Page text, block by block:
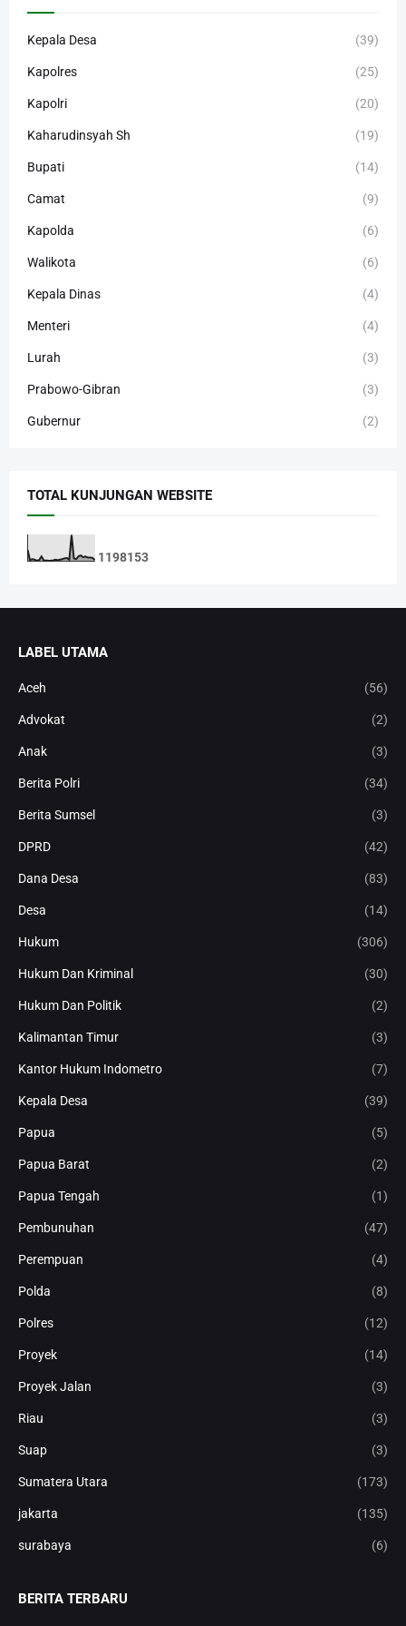
Kepala Desa (39)
Kapolres (25)
Kapolri (20)
Kaharudinsyah Sh (19)
Bupati (14)
Camat (9)
Kapolda (6)
Walikota (6)
Kepala Dinas (4)
Menteri (4)
Lurah (3)
Prabowo-Gibran (3)
Gubernur (2)
TOTAL KUNJUNGAN WEBSITE
1198153
LABEL UTAMA
Aceh (56)
Advokat (2)
Anak (3)
Berita Polri (34)
Berita Sumsel (3)
DPRD (42)
Dana Desa (83)
Desa (14)
Hukum (306)
Hukum Dan Kriminal (30)
Hukum Dan Politik (2)
Kalimantan Timur (3)
Kantor Hukum Indometro (7)
Kepala Desa (39)
Papua (5)
Papua Barat (2)
Papua Tengah (1)
Pembunuhan (47)
Perempuan (4)
Polda (8)
Polres (12)
Proyek (14)
Proyek Jalan (3)
Riau (3)
Suap (3)
Sumatera Utara (173)
jakarta (135)
surabaya (6)
BERITA TERBARU